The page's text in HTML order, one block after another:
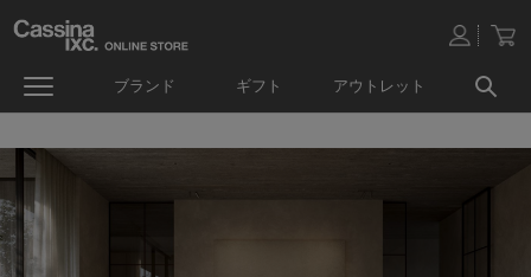
ブランド ギフト アウトレット